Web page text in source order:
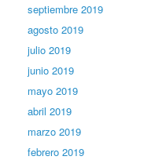
septiembre 2019
agosto 2019
julio 2019
junio 2019
mayo 2019
abril 2019
marzo 2019
febrero 2019